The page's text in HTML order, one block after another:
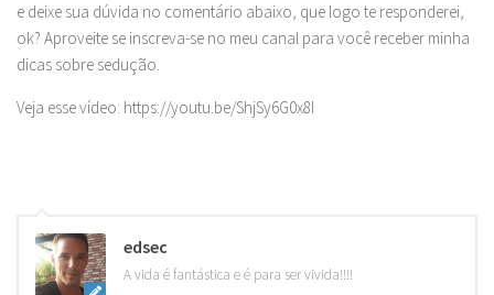
e deixe sua dúvida no comentário abaixo, que logo te responderei,
ok? Aproveite se inscreva-se no meu canal para você receber minha
dicas sobre sedução.
Veja esse vídeo: https://youtu.be/ShjSy6G0x8I
edsec
A vida é fantástica e é para ser vivida!!!!